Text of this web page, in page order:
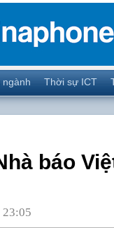
ngành Thời sự ICT
báo
23:05